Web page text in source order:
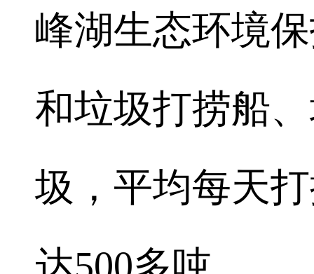
峰湖生态环境
和垃圾打捞船
圾，平均每天